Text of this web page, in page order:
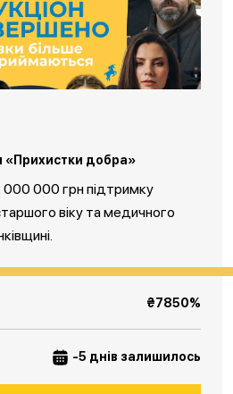
«Прихистки добра»
000 грн підтримку
віку та медичного
₴7850%
-5 днів залишилось